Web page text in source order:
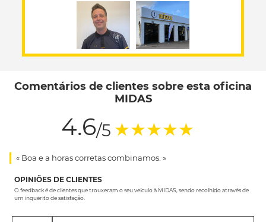
Comentários de clientes sobre esta oficina
MIDAS
4.6/5 ★★★★★
« Boa e a horas corretas combinamos. »
OPINIÕES DE CLIENTES
O feedback é de clientes que trouxeram o seu veículo à MIDAS, sendo recolhido através de
um inquérito de satisfação.